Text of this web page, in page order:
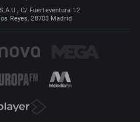
C/ Fuerteventura 12
Reyes, 28703 Madrid